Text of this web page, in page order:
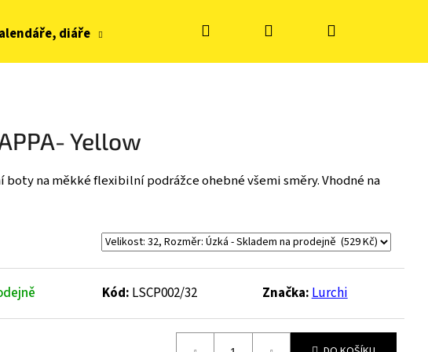
diáře Hračky, tvoření Doplňky k obuvi
Hledat PřihlášeníNákupní
Yellow
boty na měkké flexibilní podrážce ohebné všemi směry. Vhodné na
Kód: LSCP002/32 Značka:Lurchi
KOMPROMIS KE FLASH - BLUE